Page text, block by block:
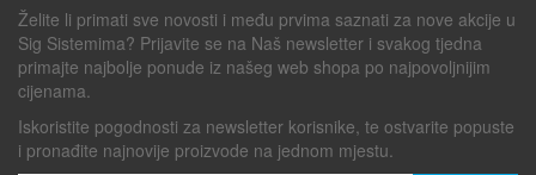
Želite li primati sve novosti i među prvima saznati za nove akcije u
Sig Sistemima? Prijavite se na Naš newsletter i svakog tjedna
primajte najbolje ponude iz našeg web shopa po najpovoljnijim
cijenama.
Iskoristite pogodnosti za newsletter korisnike, te ostvarite popuste
i pronađite najnovije proizvode na jednom mjestu.